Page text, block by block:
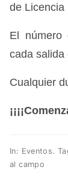
de Licencia
El número
cada salida
Cualquier
In: Eventos.
al campo